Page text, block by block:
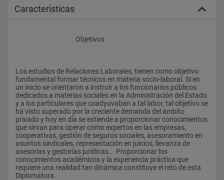
Caracteristicas
					Objetivos
Los estudios de Relaciones Laborales, tienen como objetivo
fundamental formar técnicos en materia socio-laboral. Si en
un inicio se orientaron a instruir a los funcionarios públicos
dedicados a materias sociales en la Administración del Estado
y a los particulares que coadyuvaban a tal labor, tal objetivo se
ha visto superado por la creciente demanda del ámbito
privado y hoy en día se extiende a proporcionar conocimientos
que sirvan para operar como expertos en las empresas,
cooperativas, gestión de seguros sociales, asesoramiento en
asuntos sindicales, representación en juicios, llevanza de
asesorías y gestorías jurídicas... Proporcionar los
conocimientos académicos y la experiencia práctica que
requiere una realidad tan dinámica constituye el reto de esta
Diplomatura.